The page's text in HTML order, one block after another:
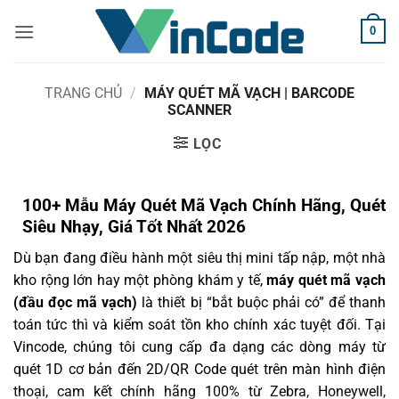
qua
0
TRANG CHỦ / MÁY QUÉT MÃ VẠCH | BARCODE
SCANNER
LỌC
100+ Mẫu Máy Quét Mã Vạch Chính Hãng, Quét
Siêu Nhạy, Giá Tốt Nhất 2026
Dù bạn đang điều hành một siêu thị mini tấp nập, một nhà
kho rộng lớn hay một phòng khám y tế,máy quét mã vạch
(đầu đọc mã vạch) là thiết bị “bắt buộc phải có” để thanh
toán tức thì và kiểm soát tồn kho chính xác tuyệt đối. Tại
Vincode, chúng tôi cung cấp đa dạng các dòng máy từ
quét 1D cơ bản đến 2D/QR Code quét trên màn hình điện
thoại, cam kết chính hãng 100% từ Zebra, Honeywell,